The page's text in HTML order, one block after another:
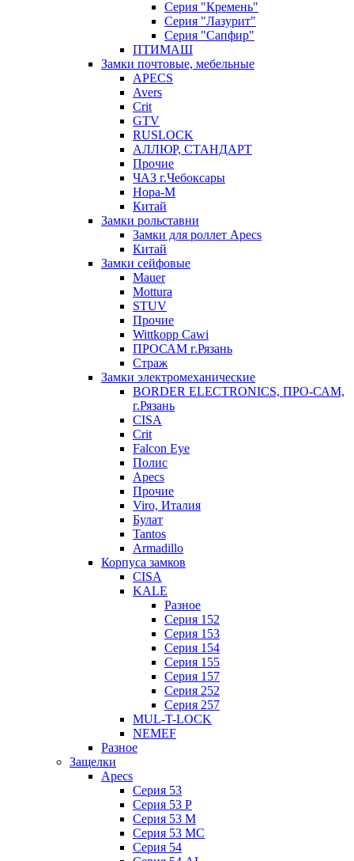
Серия "Кремень"
Серия "Лазурит"
Серия "Сапфир"
ПТИМАШ
Замки почтовые, мебельные
APECS
Avers
Crit
GTV
RUSLOCK
АЛЛЮР, СТАНДАРТ
Прочие
ЧАЗ г.Чебоксары
Нора-М
Китай
Замки рольставни
Замки для роллет Apecs
Китай
Замки сейфовые
Mauer
Mottura
STUV
Прочие
Wittkopp Cawi
ПРОСАМ г.Рязань
Страж
Замки электромеханические
BORDER ELECTRONICS, ПРО-САМ,
г.Рязань
CISA
Crit
Falcon Eye
Полис
Apecs
Прочие
Viro, Италия
Булат
Tantos
Armadillo
Корпуса замков
CISA
KALE
Разное
Серия 152
Серия 153
Серия 154
Серия 155
Серия 157
Серия 252
Серия 257
MUL-T-LOCK
NEMEF
Разное
Защелки
Apecs
Серия 53
Серия 53 P
Серия 53 М
Серия 53 МC
Серия 54